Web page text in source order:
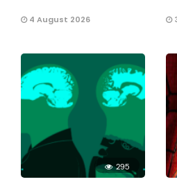
4 August 2026
295